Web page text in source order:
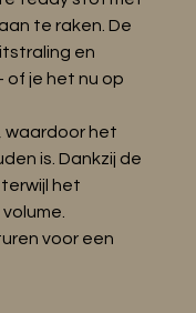
te raken. De
en
of je het nu op
waardoor het
is. Dankzij de
het
voor een